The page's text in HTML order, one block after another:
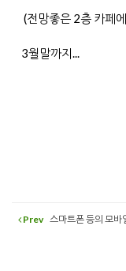
(전망좋은 2층 카페
3월말까지...
Prev 스마트폰 등의 모바